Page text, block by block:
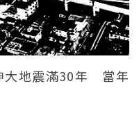
大地震滿30年 當年